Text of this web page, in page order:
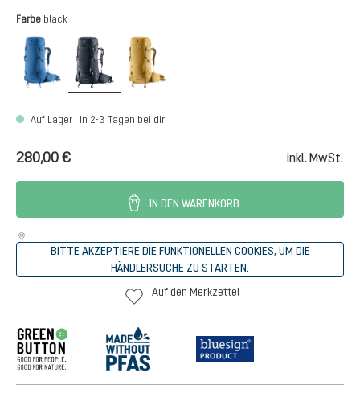
Farbeauswählen
black
baltic-nightblue
black
Auf Lager | In 2-3 Tagen bei dir
280,00 € inkl. MwSt.
IN DEN WARENKORB
BITTE AKZEPTIERE DIE FUNKTIONELLEN COOKIES, UM DIE
HÄNDLERSUCHE ZU STARTEN.
Auf den Merkzettel